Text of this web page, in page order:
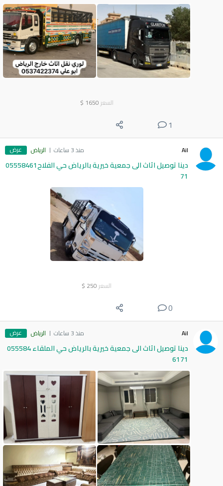
السعر 1650
$
1
Ail منذ 3 ساعات الرياض عرض
دينا توصيل اثاث الى جمعية خيرية بالرياض حي الفلاح05558461
71
السعر 250
$
0
Ail منذ 3 ساعات الرياض عرض
دينا توصيل اثاث الى جمعية خيرية بالرياض حي الملقاء 055584
6171